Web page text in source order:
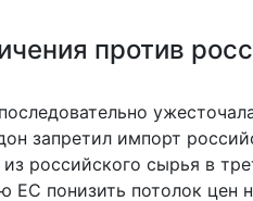
против
запретил импорт
российского сырья в
ЕС понизить потолок цен